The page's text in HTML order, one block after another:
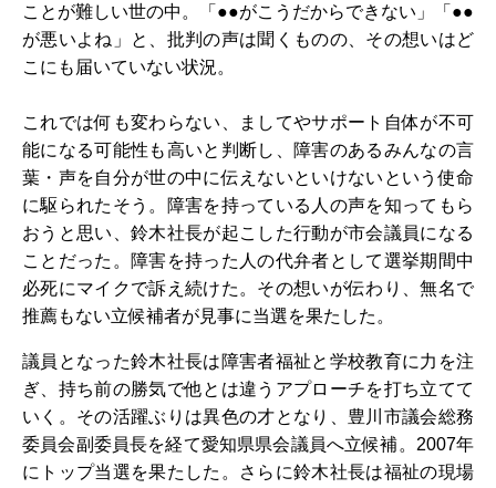
ことが難しい世の中。「●●がこうだからできない」「●●
が悪いよね」と、批判の声は聞くものの、その想いはど
こにも届いていない状況。
これでは何も変わらない、ましてやサポート自体が不可
能になる可能性も高いと判断し、障害のあるみんなの言
葉・声を自分が世の中に伝えないといけないという使命
に駆られたそう。障害を持っている人の声を知ってもら
おうと思い、鈴木社長が起こした行動が市会議員になる
ことだった。障害を持った人の代弁者として選挙期間中
必死にマイクで訴え続けた。その想いが伝わり、無名で
推薦もない立候補者が見事に当選を果たした。
議員となった鈴木社長は障害者福祉と学校教育に力を注
ぎ、持ち前の勝気で他とは違うアプローチを打ち立てて
いく。その活躍ぶりは異色の才となり、豊川市議会総務
委員会副委員長を経て愛知県県会議員へ立候補。2007年
にトップ当選を果たした。さらに鈴木社長は福祉の現場